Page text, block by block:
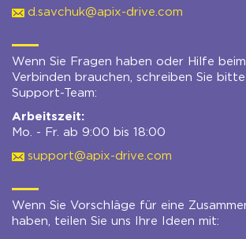
d.savchuk@apix-drive.com
Wenn Sie Fragen haben oder Hilfe beim
Verbinden brauchen, schreiben Sie
Support-Team:
Arbeitszeit:
Mo. - Fr. ab 9:00 bis 18:00
support@apix-drive.com
Wenn Sie Vorschläge für eine
haben, teilen Sie uns Ihre Ideen mit: